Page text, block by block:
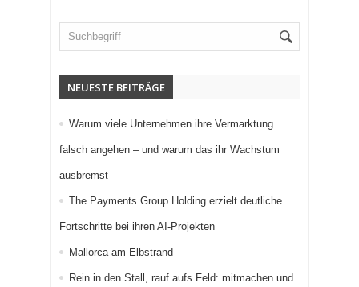
NEUESTE BEITRÄGE
Warum viele Unternehmen ihre Vermarktung
falsch angehen – und warum das ihr Wachstum
ausbremst
The Payments Group Holding erzielt deutliche
Fortschritte bei ihren AI-Projekten
Mallorca am Elbstrand
Rein in den Stall, rauf aufs Feld: mitmachen und